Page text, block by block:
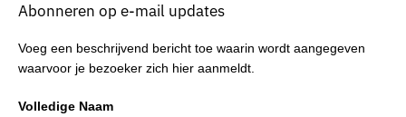
Abonneren op e-mail updates
Voeg een beschrijvend bericht toe waarin wordt aangegeven
waarvoor je bezoeker zich hier aanmeldt.
Volledige Naam